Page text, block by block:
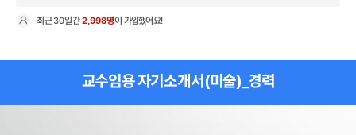
최근30일간2,998명이 가입했어요!
교수임용 자기소개서(미술)_경력